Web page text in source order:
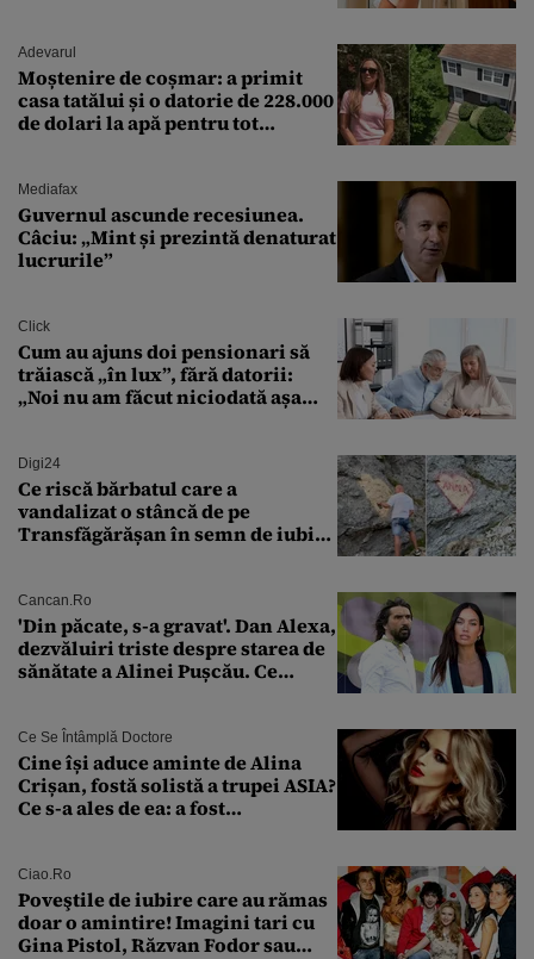
Adevarul
Moștenire de coșmar: a primit
casa tatălui și o datorie de 228.000
de dolari la apă pentru tot
Mediafax
Guvernul ascunde recesiunea.
Câciu: „Mint și prezintă denaturat
lucrurile”
Click
Cum au ajuns doi pensionari să
trăiască „în lux”, fără datorii:
„Noi nu am făcut niciodată așa
Digi24
Ce riscă bărbatul care a
vandalizat o stâncă de pe
Transfăgărășan în semn de iubire
Cancan.ro
'Din păcate, s-a gravat'. Dan Alexa,
dezvăluiri triste despre starea de
sănătate a Alinei Pușcău. Ce
Ce Se Întâmplă Doctore
Cine își aduce aminte de Alina
Crișan, fostă solistă a trupei ASIA?
Ce s-a ales de ea: a fost
Ciao.ro
Poveştile de iubire care au rămas
doar o amintire! Imagini tari cu
Gina Pistol, Răzvan Fodor sau